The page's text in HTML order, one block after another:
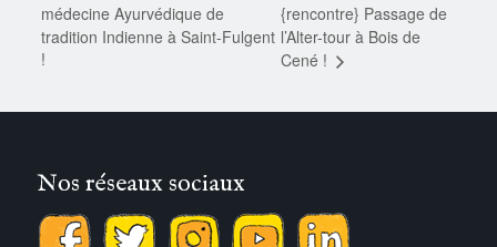
médecine Ayurvédique de
tradition Indienne à Saint-Fulgent
!
{rencontre} Passage de
l’Alter-tour à Bois de
Cené !
Nos réseaux sociaux